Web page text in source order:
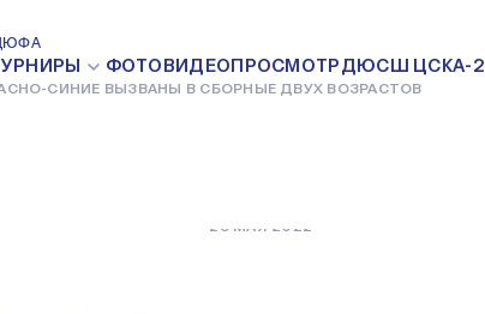
ФОТОВИДЕОПРОСМОТРДЮСШ ЦСКА-2
СИНИЕ ВЫЗВАНЫ В СБОРНЫЕ ДВУХ ВОЗРАСТОВ
В
28 МАЯ 2022